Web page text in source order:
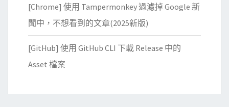
[Chrome] 使用 Tampermonkey 過濾掉 Google 新
聞中，不想看到的文章(2025新版)
[GitHub] 使用 GitHub CLI 下載 Release 中的
Asset 檔案